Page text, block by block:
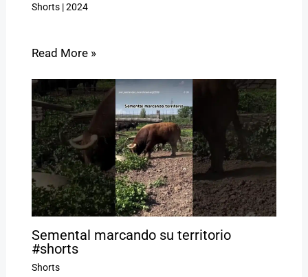
Shorts|2024
Read More »
Semental marcando su territorio
#shorts
Shorts